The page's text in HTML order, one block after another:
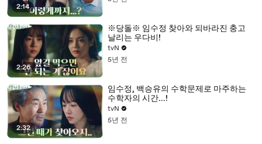
2:14
2:26
※당돌※ 임수정 찾아와 되바라진 충고
날리는 우다비!
tvN
5년 전
2:32
임수정, 백승유의 수학문제로 마주하는
수학자의 시간...!
tvN
5년 전